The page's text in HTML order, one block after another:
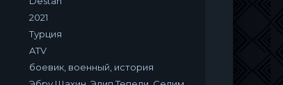
2021
Турция
ATV
боевик, военный, история